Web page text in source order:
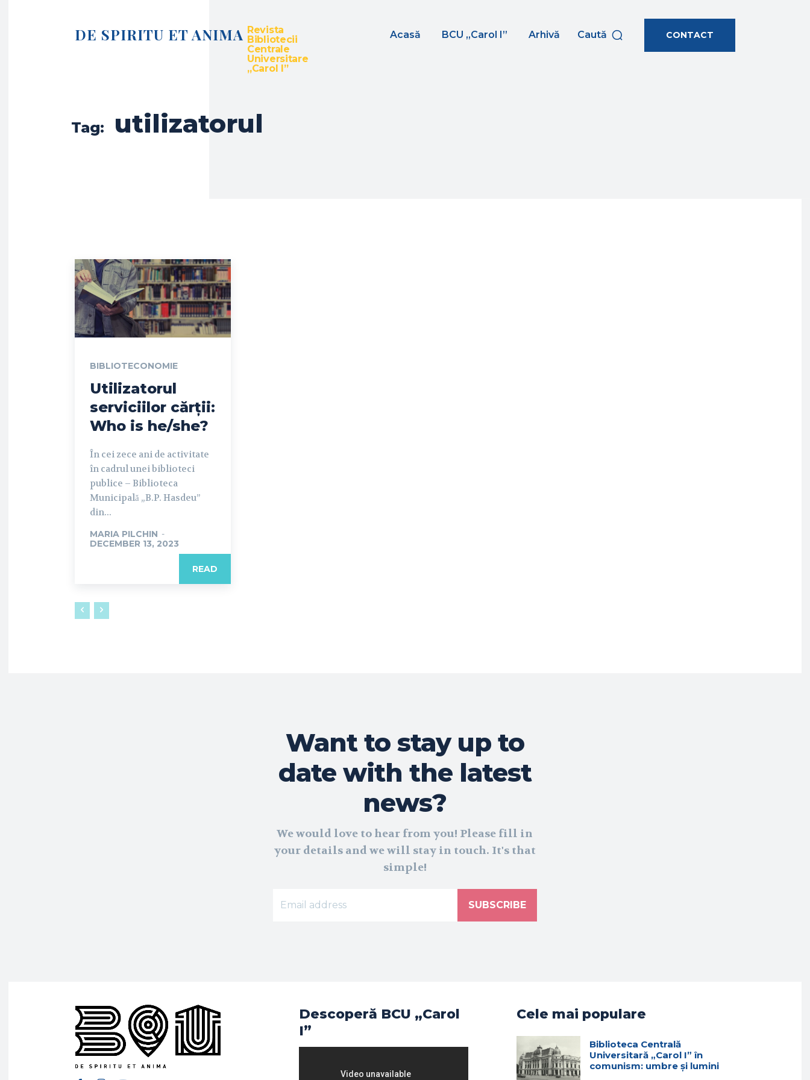
DE SPIRITU ET ANIMA Revista
Bibliotecii
Centrale
Universitare
„Carol I”
Acasă BCU „Carol I” Arhivă Caută CONTACT
Tag: utilizatorul
BIBLIOTECONOMIE
Utilizatorul
serviciilor cărții:
Who is he/she?
În cei zece ani de activitate
în cadrul unei biblioteci
publice – Biblioteca
Municipală „B.P. Hasdeu”
din...
MARIA PILCHIN -
DECEMBER 13, 2023
READ
Want to stay up to
date with the latest
news?
We would love to hear from you! Please fill in
your details and we will stay in touch. It's that
simple!
SUBSCRIBE
Descoperă BCU „Carol
I”
Cele mai populare
Biblioteca Centrală
Universitară „Carol I” în
comunism: umbre și lumini